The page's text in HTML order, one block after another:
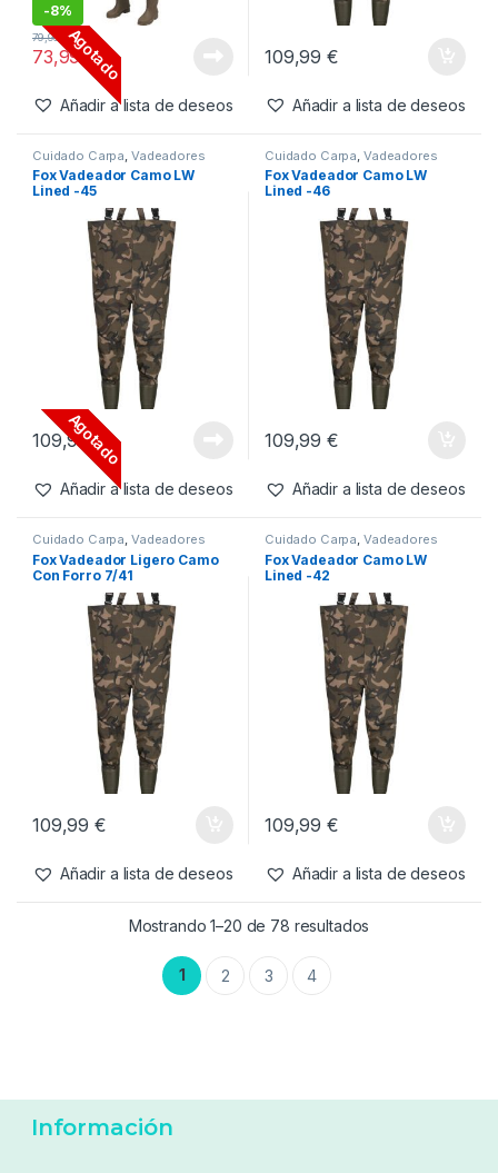
-8%
Agotado
73,99€
79,99 €
Añadir a lista de deseos
109,99€
Añadir a lista de deseos
Cuidado Carpa Vadeadores
Fox Vadeador Camo LW
Lined -45
Agotado
109,99€
Añadir a lista de deseos
Cuidado Carpa Vadeadores
Fox Vadeador Camo LW
Lined -46
109,99€
Añadir a lista de deseos
Cuidado Carpa, Vadeadores
Fox Vadeador Ligero Camo
Con Forro 7/41
109,99€
Añadir a lista de deseos
Cuidado Carpa, Vadeadores
Fox Vadeador Camo LW
Lined -42
109,99€
Añadir a lista de deseos
Mostrando 1–20 de 78 resultados
1 2 3 4
Información